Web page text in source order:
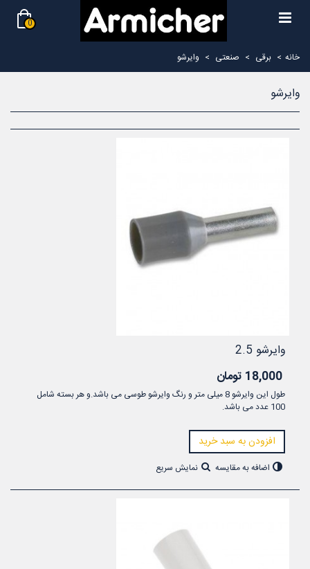
0
خانه > برقی > صنعتی > وایرشو
وایرشو
وایرشو 2.5
18,000 تومان
طول این وایرشو 8 میلی متر و رنگ وایرشو طوسی می باشد.و هر بسته شامل
100 عدد می باشد.
افزودن به سبد خرید
اضافه به مقایسه نمایش سریع